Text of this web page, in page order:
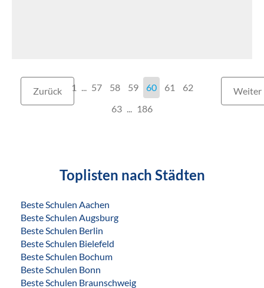
Zurück 1 57 58 59 60 61
62
63
186
Weiter
Toplisten nach Städten
Beste Schulen Aachen
Beste Schulen Augsburg
Beste Schulen Berlin
Beste Schulen Bielefeld
Beste Schulen Bochum
Beste Schulen Bonn
Beste Schulen Braunschweig